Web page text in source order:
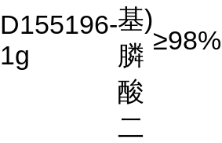
D155196-
1g
基)
膦
酸
二
≥98%